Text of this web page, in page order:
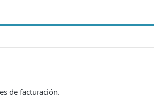
de facturación.